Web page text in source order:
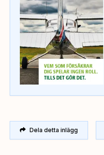
Dela detta inlägg